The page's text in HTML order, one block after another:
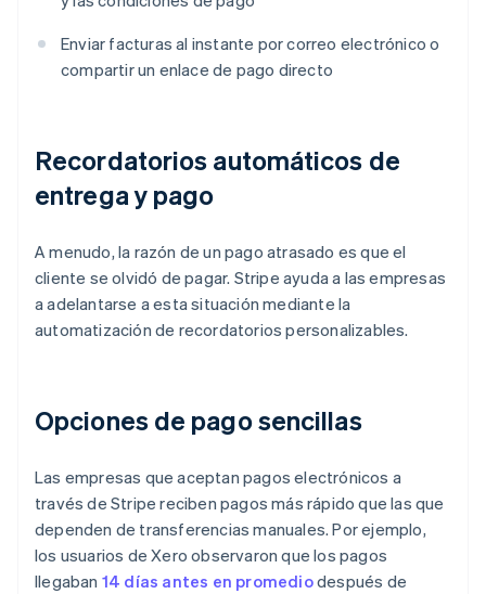
Enviar facturas al instante por correo electrónico o
compartir un enlace de pago directo
Recordatorios automáticos de
entrega y pago
A menudo, la razón de un pago atrasado es que el
cliente se olvidó de pagar. Stripe ayuda a las empresas
a adelantarse a esta situación mediante la
automatización de recordatorios personalizables.
Opciones de pago sencillas
Las empresas que aceptan pagos electrónicos a
través de Stripe reciben pagos más rápido que las que
dependen de transferencias manuales. Por ejemplo,
los usuarios de Xero observaron que los pagos
llegaban 14 días antes en promediodespués de